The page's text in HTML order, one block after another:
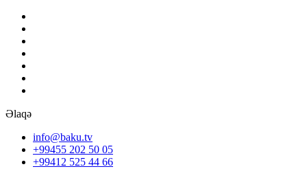
Əlaqə
info@baku.tv
+99455 202 50 05
+99412 525 44 66